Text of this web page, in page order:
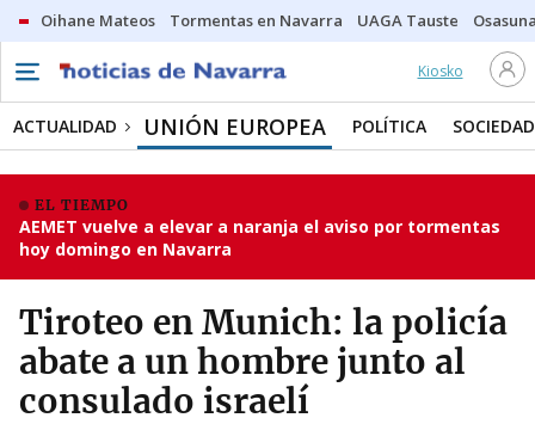
Oihane Mateos Tormentas en Navarra UAGA Tauste
Kiosko
ACTUALIDAD UNIÓN EUROPEA POLÍTICA SOCIEDAD
EL TIEMPO
AEMET vuelve a elevar a naranja el aviso por tormentas
hoy domingo en Navarra
Tiroteo en Munich: la policía
abate a un hombre junto al
consulado israelí